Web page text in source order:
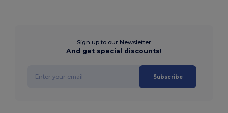
Sign up to our Newsletter
And get special discounts!
Subscribe